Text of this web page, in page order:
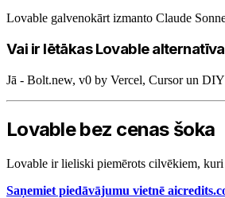
Lovable galvenokārt izmanto Claude
Vai ir lētākas Lovable
Jā - Bolt.new, v0 by Vercel, Cursor un
Lovable bez cenas šoka
Lovable ir lieliski piemērots cilvēkiem, kuri
Saņemiet piedāvājumu vietnē